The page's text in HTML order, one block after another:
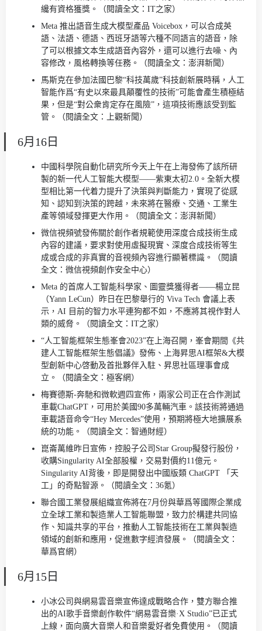
纔有資格獲獎。（閱讀全文：IT之家）
Meta 推出語音生成大模型產品 Voicebox，可以合成英
語、法語、德語、西班牙語等六種不同語言的語音，除
了可以根據文本生成語音內容外，還可以進行去噪、內
容修改，風格轉換等任務。（閱讀全文：澎湃新聞）
馬斯克在參加法國巴黎“科技萬歲”科技創新展時稱，人工
智能作爲“有史以來最具顛覆性的技術”可能會產生積極結
果，但是“對公衆肯定存在風險”，這項技術應該受到監
管。（閱讀全文：上觀新聞）
6月16日
中國科學院自動化研究所今天上午在上海發佈了該所研
製的新一代人工智能大模型——紫東太初2.0。全新大模
型相比第一代着力提升了決策與判斷能力，實現了從感
知、認知到決策的跨越，未來將在醫療、交通、工業生
產等領域發揮更大作用。（閱讀全文：澎湃新聞）
微信視頻號發佈關於創作者規範使用深度合成技術生成
內容的建議，要求對使用虛擬現實、深度合成技術等生
成或合成的非真實的音視頻內容進行顯著標識。（閱讀
全文：微信視頻創作安全中心）
Meta 的首席人工智能科學家、圖靈獎獲得者——楊立昆
（Yann LeCun）昨日在巴黎舉行的 Viva Tech 會議上表
示，AI 目前的智力水平連狗都不如，不應將其視作對人
類的威脅。（閱讀全文：IT之家）
“人工智能框架生態峯會2023”在上海召開，峯會期間《共
建人工智能框架生態倡議》發佈、上海昇思AI框架&大模
型創新中心啓動及首批夥伴入駐、昇思社區理事會成
立。（閱讀全文：極客網）
梅賽德斯-奔馳和微軟週四宣佈，兩家公司正在合作測試
車載ChatGPT，可用於美國90多萬輛汽車。該技術將通過
車載語音命令“Hey Mercedes”使用，預期將極大地擴展系
統的功能。（閱讀全文：智通財經）
崑崙萬維昨日宣佈，控股子公司Star Group擬發行股份，
收購Singularity AI全部股權，交易對價約11億元。
Singularity AI背後，即是開發出中國版類 ChatGPT 「天
工」的奇點智源。（閱讀全文：36氪）
聯合國工業發展組織宣佈將在7月份與華爲等國際企業成
立全球工業和製造業人工智能聯盟，致力於構建共同協
作、知識共享的平台，推動人工智能技術在工業與製造
領域的創新和應用，促進數字經濟發展。（閱讀全文：
華爲官網）
6月15日
小冰公司與網易雲音樂宣佈達成戰略合作，雙方聯合推
出的AI歌手音樂創作軟件“網易雲音樂·X Studio”已正式
上線，面向廣大音樂人和音樂愛好者免費使用。（閱讀